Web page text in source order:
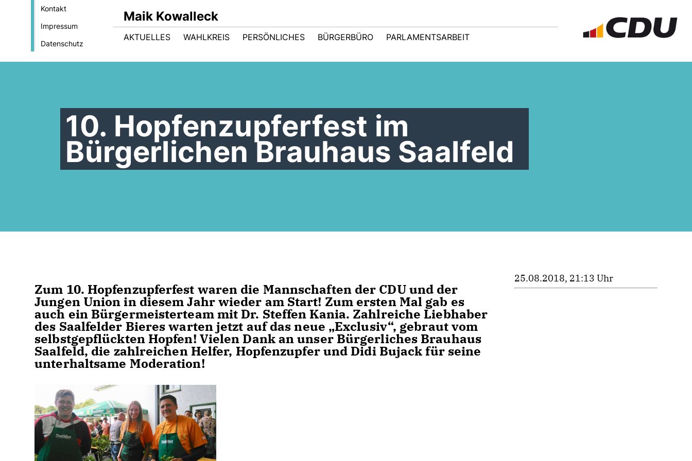
Kontakt
Impressum
Datenschutz
Maik Kowalleck
AKTUELLES WAHLKREIS PERSÖNLICHES BÜRGERBÜRO PARLAMENTSARBEIT
10. Hopfenzupferfest im
Bürgerlichen Brauhaus Saalfeld
Zum 10. Hopfenzupferfest waren die Mannschaften der CDU und der
Jungen Union in diesem Jahr wieder am Start! Zum ersten Mal gab es
auch ein Bürgermeisterteam mit Dr. Steffen Kania. Zahlreiche Liebhaber
des Saalfelder Bieres warten jetzt auf das neue „Exclusiv“, gebraut vom
selbstgepflückten Hopfen! Vielen Dank an unser Bürgerliches Brauhaus
Saalfeld, die zahlreichen Helfer, Hopfenzupfer und Didi Bujack für seine
unterhaltsame Moderation!
25.08.2018, 21:13 Uhr